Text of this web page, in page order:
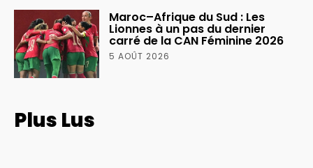
Maroc–Afrique du Sud : Les
Lionnes à un pas du dernier
carré de la CAN Féminine 2026
5 AOÛT 2026
Plus Lus